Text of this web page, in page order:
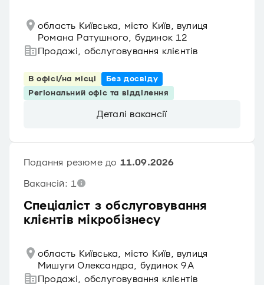
область Київська, місто Київ, вулиця
Романа Ратушного, будинок 12
Продажі, обслуговування клієнтів
В офісі/на місці
Без досвіду
Регіональний офіс та відділення
Деталі вакансії
Спеціаліст з обслуговування
клієнтів мікробізнесу
Подання резюме до 11.09.2026
Вакансій: 1
область Київська, місто Київ, вулиця
Мишуги Олександра, будинок 9А
Продажі, обслуговування клієнтів